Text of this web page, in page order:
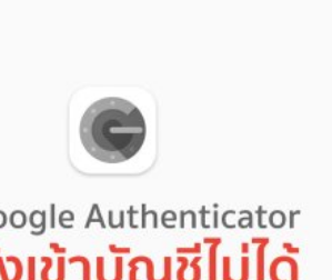
นๆ" "เรารู้สึกตื่นเต้นมากที่ได้เป็นผู้นำใน
บการระบุตัวตนแบบดิจิทัลโดยใช้
จำใบหน้าเพื่อตรวจสอบการระบุตัวตนของ
ว ปลอดภัย และแม่นยำ…
ยืนยันตัวตนแบบ 2 ขั้นตอน เชื่อว่าหลาย ๆ
น ๆ 6 หลัก ที่นำไปยืนยันตัวตน ที่ทุกวันนี้
การ ทั้ง Google, Facebook, Instagram,
รอื่น ๆ อีกมากมาย ต่างแนะนำหรือบังคับให้
ค่าการยืนยันตัวตน 2 ขั้นตอน ในขั้นตอนการ
ป็นการป้องกันการเข้าสู่บัญชีจากผู้ไม่หวังดี
| 1598 days ago